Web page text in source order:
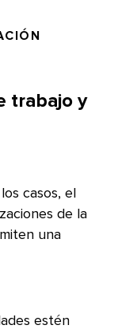
trabajo y
casos, el
de la
una
estén